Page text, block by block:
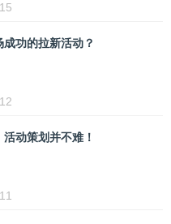
功的拉新活动？
动策划并不难！